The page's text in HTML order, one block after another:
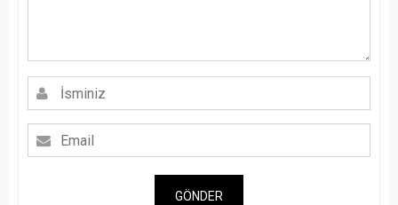
GÖNDER